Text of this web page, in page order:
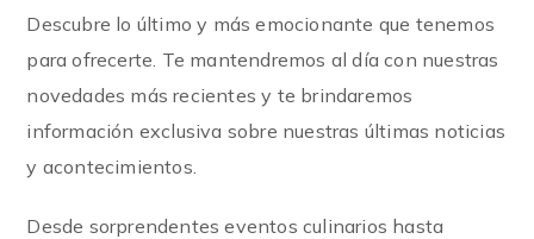
Descubre lo último y más emocionante que tenemos
para ofrecerte. Te mantendremos al día con nuestras
novedades más recientes y te brindaremos
información exclusiva sobre nuestras últimas noticias
y acontecimientos.
Desde sorprendentes eventos culinarios hasta